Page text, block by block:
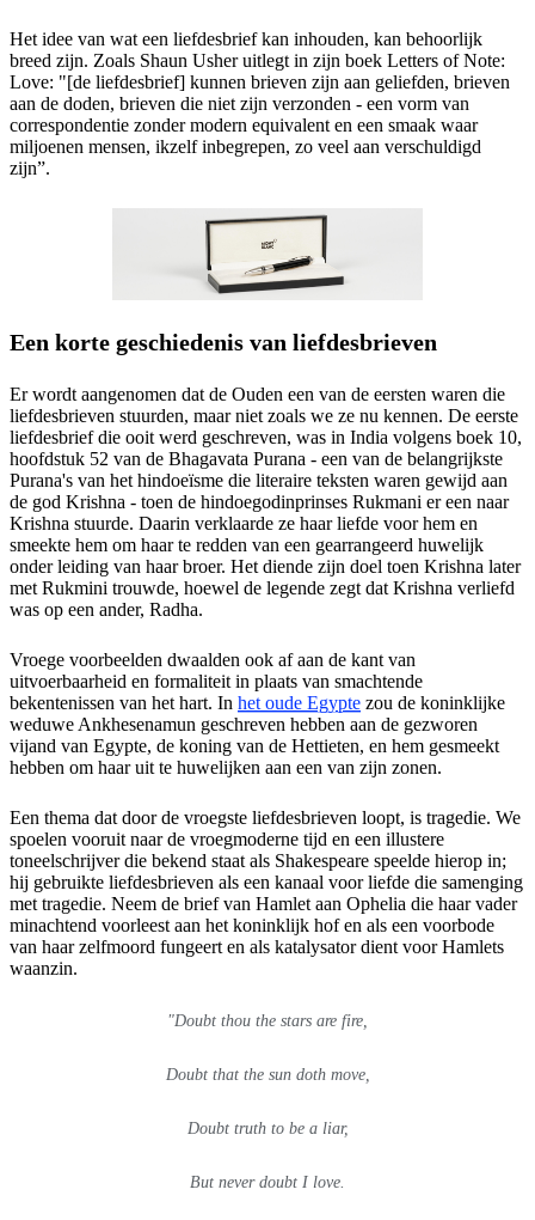
Het idee van wat een liefdesbrief kan inhouden, kan behoorlijk
breed zijn. Zoals Shaun Usher uitlegt in zijn boek Letters of Note:
Love: "[de liefdesbrief] kunnen brieven zijn aan geliefden, brieven
aan de doden, brieven die niet zijn verzonden - een vorm van
correspondentie zonder modern equivalent en een smaak waar
miljoenen mensen, ikzelf inbegrepen, zo veel aan verschuldigd
zijn”.
Een korte geschiedenis van liefdesbrieven
Er wordt aangenomen dat de Ouden een van de eersten waren die
liefdesbrieven stuurden, maar niet zoals we ze nu kennen. De eerste
liefdesbrief die ooit werd geschreven, was in India volgens boek 10,
hoofdstuk 52 van de Bhagavata Purana - een van de belangrijkste
Purana's van het hindoeïsme die literaire teksten waren gewijd aan
de god Krishna - toen de hindoegodinprinses Rukmani er een naar
Krishna stuurde. Daarin verklaarde ze haar liefde voor hem en
smeekte hem om haar te redden van een gearrangeerd huwelijk
onder leiding van haar broer. Het diende zijn doel toen Krishna later
met Rukmini trouwde, hoewel de legende zegt dat Krishna verliefd
was op een ander, Radha.
Vroege voorbeelden dwaalden ook af aan de kant van
uitvoerbaarheid en formaliteit in plaats van smachtende
bekentenissen van het hart. In het oude Egypte zou de koninklijke
weduwe Ankhesenamun geschreven hebben aan de gezworen
vijand van Egypte, de koning van de Hettieten, en hem gesmeekt
hebben om haar uit te huwelijken aan een van zijn zonen.
Een thema dat door de vroegste liefdesbrieven loopt, is tragedie. We
spoelen vooruit naar de vroegmoderne tijd en een illustere
toneelschrijver die bekend staat als Shakespeare speelde hierop in;
hij gebruikte liefdesbrieven als een kanaal voor liefde die samenging
met tragedie. Neem de brief van Hamlet aan Ophelia die haar vader
minachtend voorleest aan het koninklijk hof en als een voorbode
van haar zelfmoord fungeert en als katalysator dient voor Hamlets
waanzin.
"Doubt thou the stars are fire,
Doubt that the sun doth move,
Doubt truth to be a liar,
But never doubt I love.